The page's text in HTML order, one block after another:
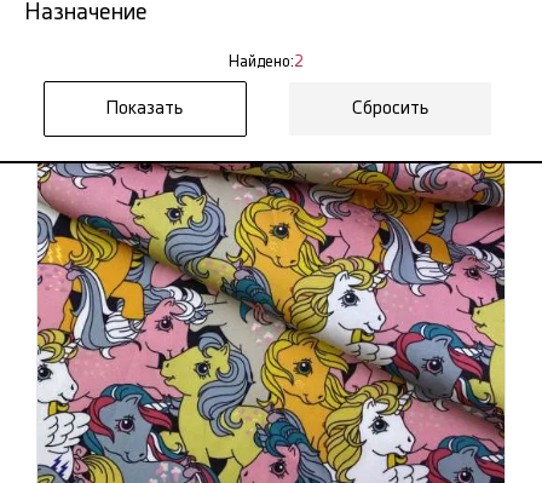
Фильтр
Детская ткань хлопок
Назначение
Найдено:2
Сбросить